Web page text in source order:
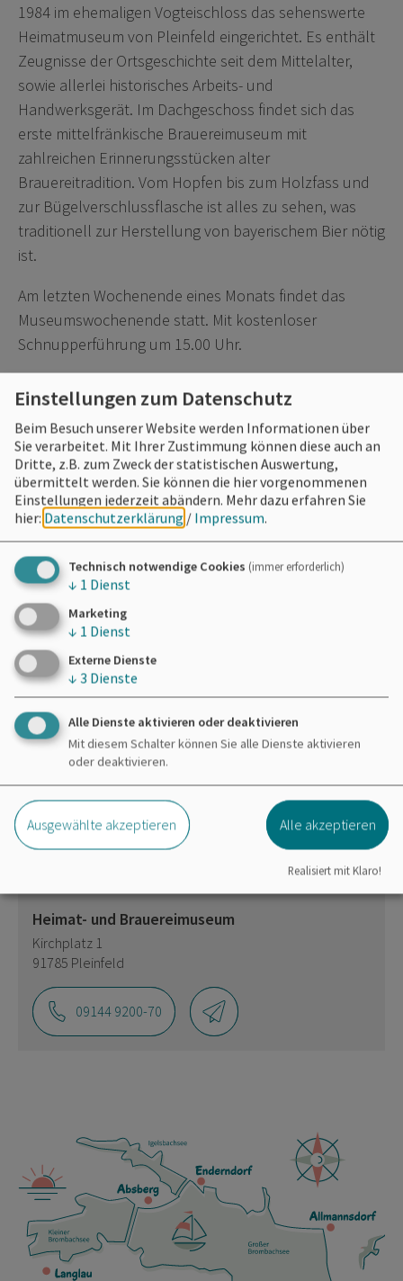
1984 im ehemaligen Vogteischloss das sehenswerte
Heimatmuseum von Pleinfeld eingerichtet. Es enthält
Zeugnisse der Ortsgeschichte seit dem Mittelalter,
sowie allerlei historisches Arbeits- und
Handwerksgerät. Im Dachgeschoss findet sich das
erste mittelfränkische Brauereimuseum mit
zahlreichen Erinnerungsstücken alter
Brauereitradition. Vom Hopfen bis zum Holzfass und
zur Bügelverschlussflasche ist alles zu sehen, was
traditionell zur Herstellung von bayerischem Bier nötig
ist.
Am letzten Wochenende eines Monats findet das
Museumswochenende statt. Mit kostenloser
Schnupperführung um 15.00 Uhr.
Info: 09144 920070
Preis
kostenlos
Gerne dürfen Sie dem Museum eine kleine Spende
geben.
Möchten Sie von
Ja
Heimat- und Brauereimuseum
Kirchplatz 1
91785 Pleinfeld
09144 9200-70
Einstellungen zum Datenschutz
Beim Besuch unserer Website werden Informationen über
Sie verarbeitet. Mit Ihrer Zustimmung können diese auch an
Dritte, z.B. zum Zweck der statistischen Auswertung,
übermittelt werden. Sie können die hier vorgenommenen
Einstellungen jederzeit abändern. Mehr dazu erfahren Sie
hier: Datenschutzerklärung / Impressum.
Technisch notwendige Cookies (immer erforderlich)
↓ 1 Dienst
Marketing
↓ 1 Dienst
Externe Dienste
↓ 3 Dienste
Alle Dienste aktivieren oder deaktivieren
Mit diesem Schalter können Sie alle Dienste aktivieren
oder deaktivieren.
Ausgewählte akzeptieren Alle akzeptieren
Realisiert mit Klaro!